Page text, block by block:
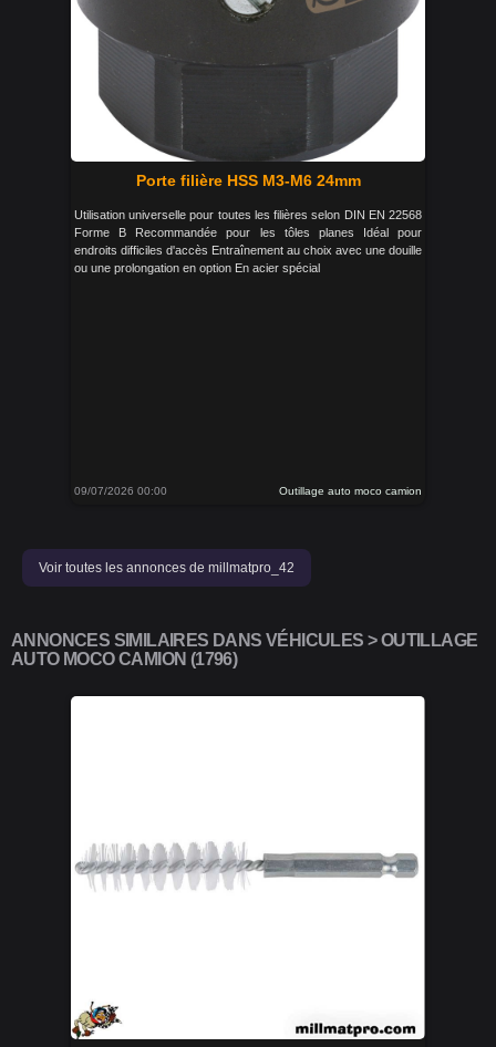
Porte filière HSS M3-M6 24mm
Utilisation universelle pour toutes les filières selon DIN EN 22568
Forme B Recommandée pour les tôles planes Idéal pour
endroits difficiles d'accès Entraînement au choix avec une douille
ou une prolongation en option En acier spécial
09/07/2026 00:00 Outillage auto moco camion
Voir toutes les annonces de millmatpro_42
ANNONCES SIMILAIRES DANS VÉHICULES > OUTILLAGE
AUTO MOCO CAMION (1796)